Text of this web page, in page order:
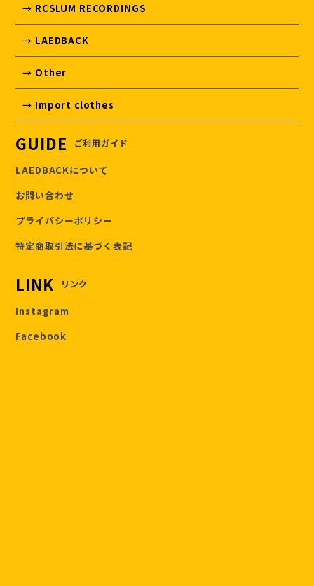
→ RCSLUM RECORDINGS
→ LAEDBACK
→ Other
→ Import clothes
GUIDE ご利用ガイド
LAEDBACKについて
お問い合わせ
プライバシーポリシー
特定商取引法に基づく表記
LINK リンク
Instagram
Facebook